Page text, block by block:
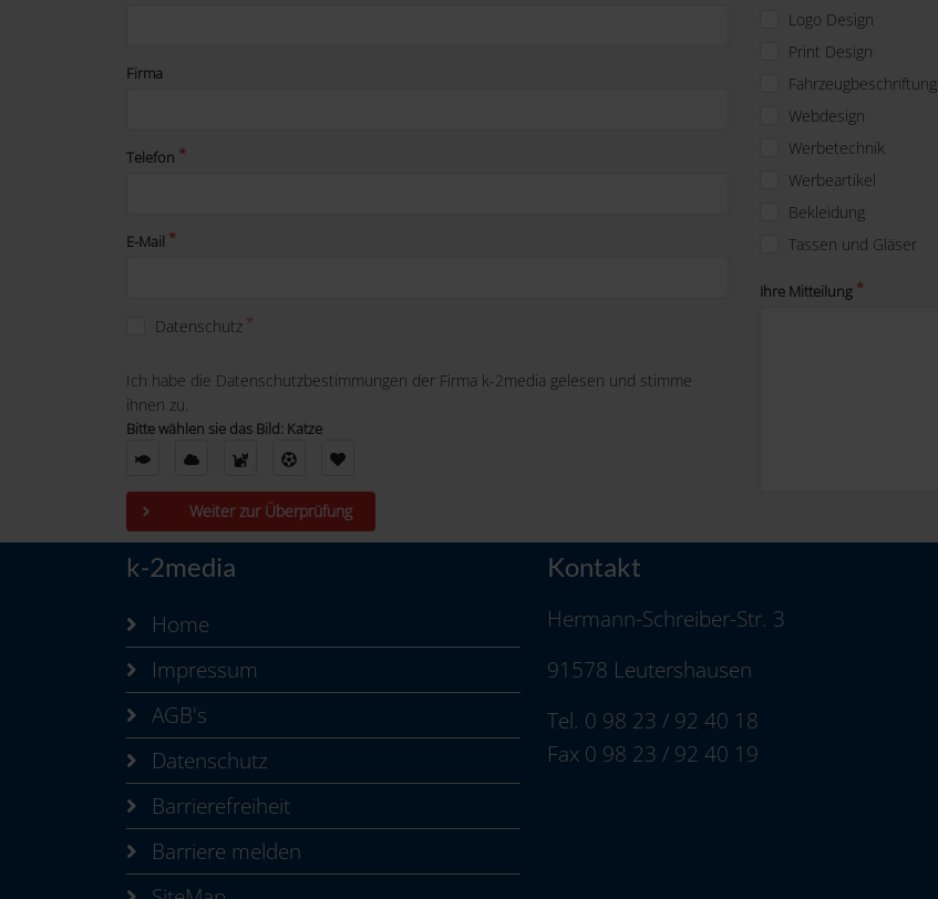
Firma
Telefon
E-Mail
Datenschutz
Ich habe die Datenschutzbestimmungen der Firma k-2media gelesen und stimme
ihnen zu.
Bitte wählen sie das Bild: Katze
Weiter zur Überprüfung
Logo Design
Print Design
Fahrzeugbeschriftung
Webdesign
Werbetechnik
Werbeartikel
Bekleidung
Tassen und Gläser
Ihre Mitteilung
k-2media
Home
Impressum
AGB's
Datenschutz
Barrierefreiheit
Barriere melden
Kontakt
Hermann-Schreiber-Str. 3
91578 Leutershausen
Tel. 0 98 23 / 92 40 18
Fax 0 98 23 / 92 40 19